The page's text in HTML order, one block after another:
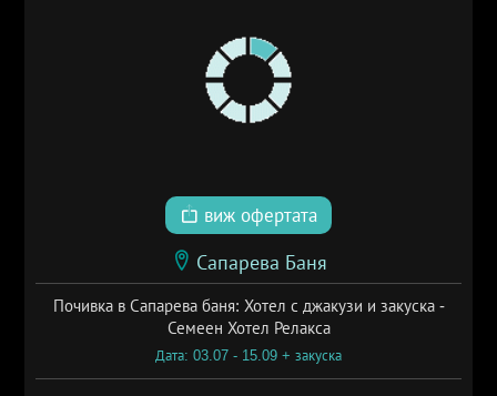
виж офертата
Сапарева Баня
Почивка в Сапарева баня: Хотел с джакузи и закуска -
Семеен Хотел Релакса
Дата: 03.07 - 15.09 + закуска